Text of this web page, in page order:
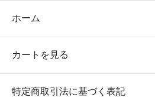
ホーム
カートを見る
特定商取引法に基づく表記